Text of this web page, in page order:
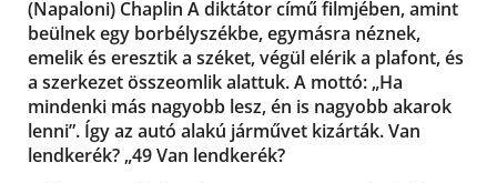
(Napaloni) Chaplin A diktátor című filmjében, amint
beülnek egy borbélyszékbe, egymásra néznek,
emelik és eresztik a széket, végül elérik a plafont, és
a szerkezet összeomlik alattuk. A mottó: „Ha
mindenki más nagyobb lesz, én is nagyobb akarok
lenni”. Így az autó alakú járművet kizárták. Van
lendkerék? „49 Van lendkerék?